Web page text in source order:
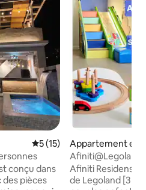
Évaluation moyenne sur la
5 (15)
conçu dans
des pièces
Appartement en
Iskandar Puteri
étage/Spacieux
Afiniti Residensi –
de Legoland [3